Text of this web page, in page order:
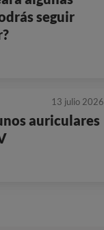
seguir
13 julio 2026
auriculares